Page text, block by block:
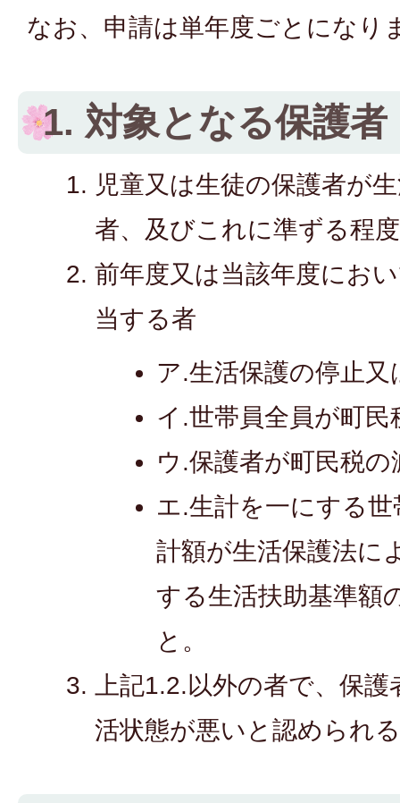
なお、申請は単年度ごとになり
1. 対象となる保護者
児童又は生徒の保護者が
者、及びこれに準ずる程
前年度又は当該年度にお
当する者
ア.生活保護の停止
イ.世帯員全員が町民
ウ.保護者が町民税
エ.生計を一にする
計額が生活保護法に
する生活扶助基準額
と。
上記1.2.以外の者で、保
活状態が悪いと認められ